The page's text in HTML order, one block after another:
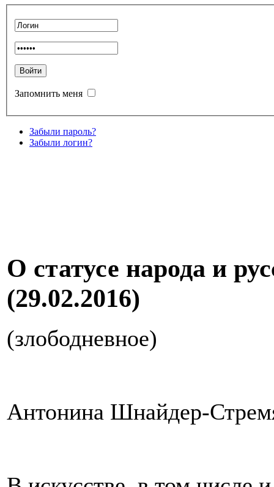
Запомнить меня
Забыли пароль?
Забыли логин?
О статусе народа и
(29.02.2016)
(злободневное)
Антонина Шнайдер-